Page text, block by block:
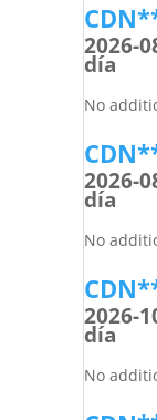
2026-
día
No
2026-
día
No
2026-
día
No